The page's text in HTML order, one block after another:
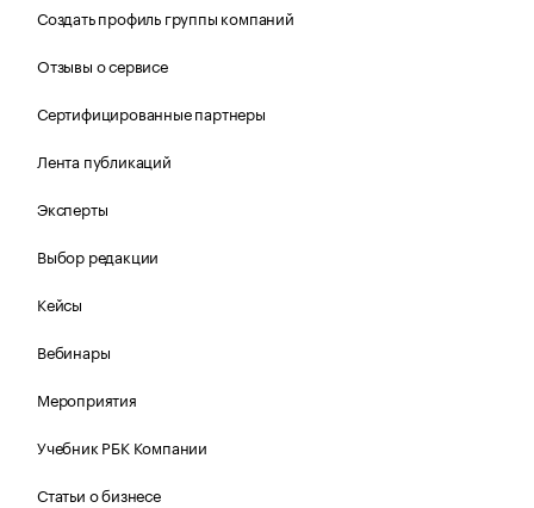
Создать профиль группы компаний
Отзывы о сервисе
Сертифицированные партнеры
Лента публикаций
Эксперты
Выбор редакции
Кейсы
Вебинары
Мероприятия
Учебник РБК Компании
Статьи о бизнесе